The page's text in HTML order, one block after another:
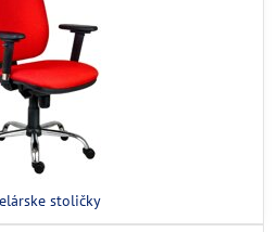
stoličky